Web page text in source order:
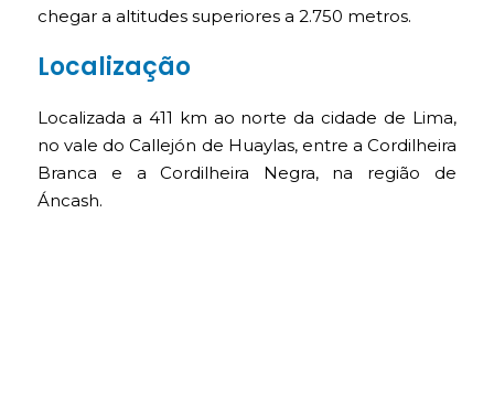
chegar a altitudes superiores a 2.750 metros.
Localização
Localizada a 411 km ao norte da cidade de Lima,
no vale do Callejón de Huaylas, entre a Cordilheira
Branca e a Cordilheira Negra, na região de
Áncash.